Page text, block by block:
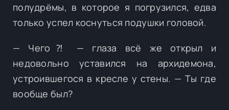
полудрёмы, в которое я погрузился, едва
только успел коснуться подушки головой.
— Чего⁈ — глаза всё же открыл и
недовольно уставился на архидемона,
устроившегося в кресле у стены. — Ты где
вообще был?